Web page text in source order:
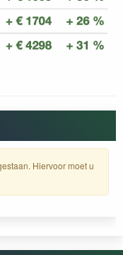
Hiervoor moet u